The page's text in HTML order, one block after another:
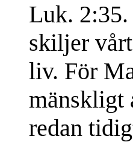
Luk. 2:35.
skiljer
liv. För
mänskligt
redan